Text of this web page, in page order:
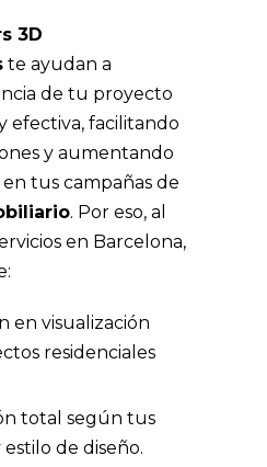
3D
te ayudan a
de tu proyecto
efectiva, facilitando
y aumentando
tus campañas de
. Por eso, al
en Barcelona,
en visualización
residenciales
total según tus
estilo de diseño.